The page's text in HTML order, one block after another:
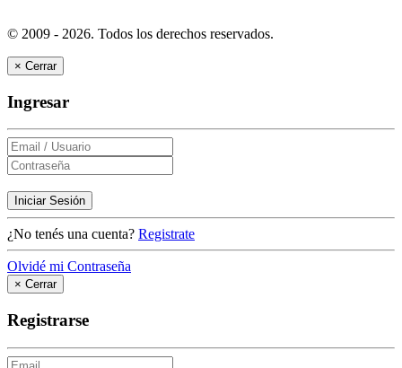
© 2009 - 2026. Todos los derechos reservados.
× Cerrar
Ingresar
Iniciar Sesión
¿No tenés una cuenta? Registrate
Olvidé mi Contraseña
× Cerrar
Registrarse